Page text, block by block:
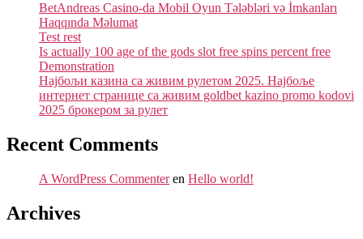
BetAndreas Casino-da Mobil Oyun Tələbləri və İmkanları
Haqqında Məlumat
Test rest
Is actually 100 age of the gods slot free spins percent free
Demonstration
Најбољи казина са живим рулетом 2025. Најбоље
интернет странице са живим goldbet kazino promo kodovi
2025 брокером за рулет
Recent Comments
A WordPress Commenteren Hello world!
Archives